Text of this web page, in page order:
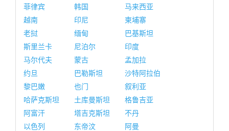
菲律宾
韩国
马来西亚
越南
印尼
柬埔寨
老挝
缅甸
巴基斯坦
斯里兰卡
尼泊尔
印度
马尔代夫
蒙古
孟加拉
约旦
巴勒斯坦
沙特阿拉伯
黎巴嫩
也门
叙利亚
哈萨克斯坦
土库曼斯坦
格鲁吉亚
阿富汗
塔吉克斯坦
不丹
以色列
东帝汶
阿曼